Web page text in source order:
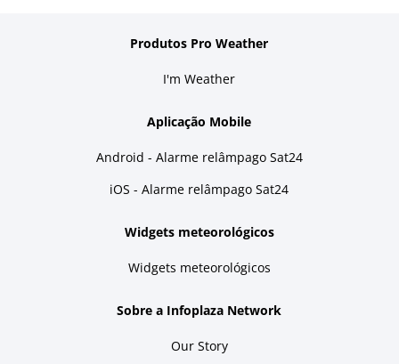
Produtos Pro Weather
I'm Weather
Aplicação Mobile
Android - Alarme relâmpago Sat24
iOS - Alarme relâmpago Sat24
Widgets meteorológicos
Widgets meteorológicos
Sobre a Infoplaza Network
Our Story